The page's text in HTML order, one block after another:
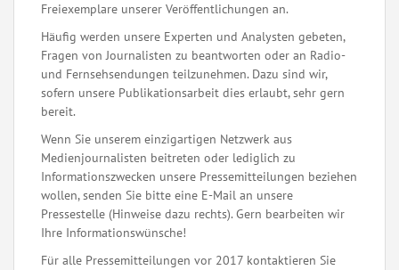
Freiexemplare unserer Veröffentlichungen an.
Häufig werden unsere Experten und Analysten gebeten,
Fragen von Journalisten zu beantworten oder an Radio-
und Fernsehsendungen teilzunehmen. Dazu sind wir,
sofern unsere Publikationsarbeit dies erlaubt, sehr gern
bereit.
Wenn Sie unserem einzigartigen Netzwerk aus
Medienjournalisten beitreten oder lediglich zu
Informationszwecken unsere Pressemitteilungen beziehen
wollen, senden Sie bitte eine E-Mail an unsere
Pressestelle (Hinweise dazu rechts). Gern bearbeiten wir
Ihre Informationswünsche!
Für alle Pressemitteilungen vor 2017 kontaktieren Sie